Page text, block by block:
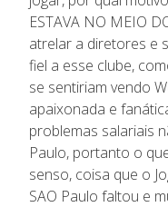
ESTAVA NO MEIO
atrelar a diretores e
fiel a esse clube,
se sentiriam vendo
apaixonada e
problemas salariais
Paulo, portanto o
senso, coisa que o
SAO Paulo faltou e